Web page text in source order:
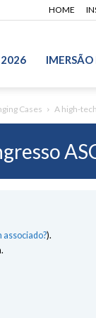
HOME
2026 IMERSÃO
Cases A high-
associado?).